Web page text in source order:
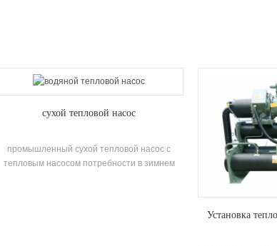
сухой тепловой насос
промышленный сухой тепловой насос с
тепловым насосом потребности в зимнем
Установка